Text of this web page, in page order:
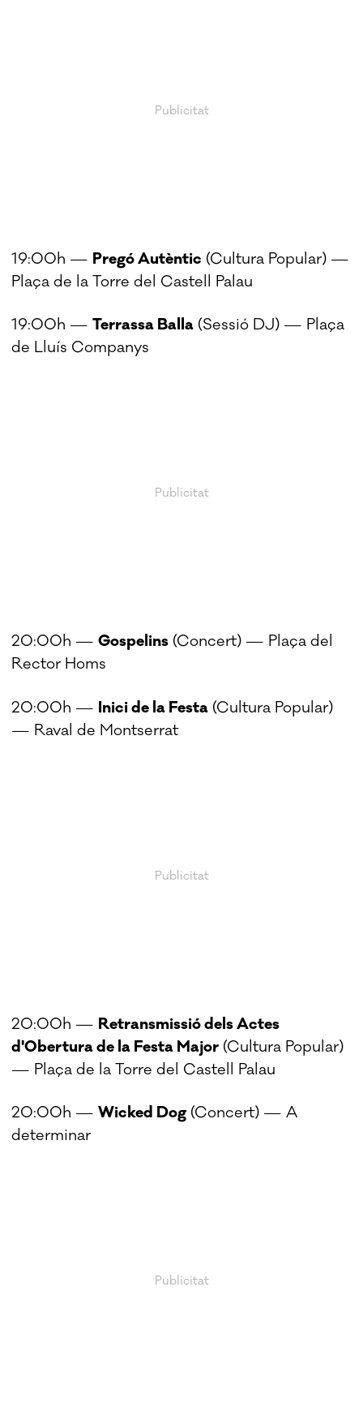
19:00h — Pregó Autèntic (Cultura Popular) —
Plaça de la Torre del Castell Palau
19:00h —Terrassa Balla (Sessió DJ) — Plaça
de Lluís Companys
20:00h —Gospelins (Concert) — Plaça del
Rector Homs
20:00h — Inici de la Festa (Cultura Popular)
— Raval de Montserrat
20:00h — Retransmissió dels Actes
d'Obertura de la Festa Major (Cultura Popular)
— Plaça de la Torre del Castell Palau
20:00h —Wicked Dog (Concert) — A
determinar